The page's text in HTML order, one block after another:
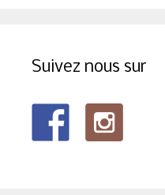
Suivez nous sur